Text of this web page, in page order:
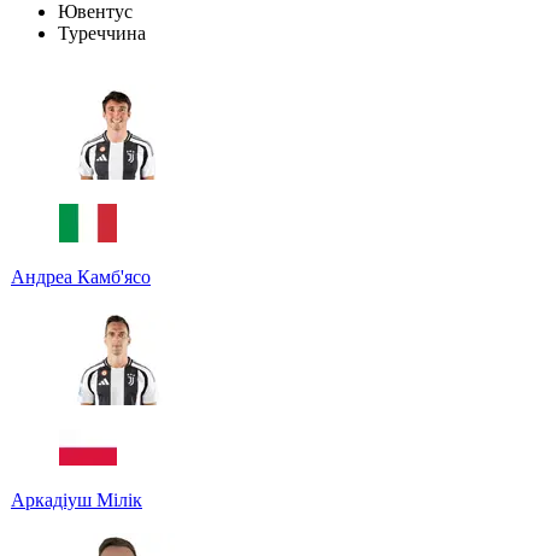
Ювентус
Туреччина
Андреа Камб'ясо
Аркадіуш Мілік